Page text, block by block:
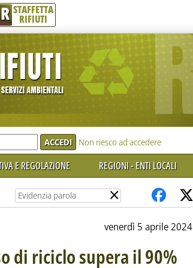
R STAFFETTA
RIFIUTI
Non riesco ad accedere
E REGOLAZIONE REGIONI - ENTI LOCALI
×
venerdì 5 aprile 2024
di riciclo supera il 90%